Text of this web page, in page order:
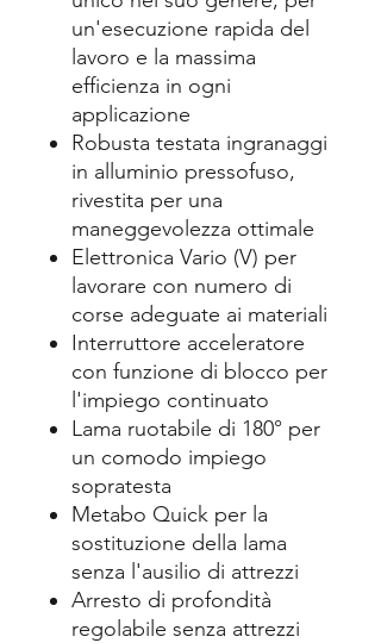
un'esecuzione rapida del
lavoro e la massima
efficienza in ogni
applicazione
Robusta testata ingranaggi
in alluminio pressofuso,
rivestita per una
maneggevolezza ottimale
Elettronica Vario (V) per
lavorare con numero di
corse adeguate ai materiali
Interruttore acceleratore
con funzione di blocco per
l'impiego continuato
Lama ruotabile di 180° per
un comodo impiego
sopratesta
Metabo Quick per la
sostituzione della lama
senza l'ausilio di attrezzi
Arresto di profondità
regolabile senza attrezzi